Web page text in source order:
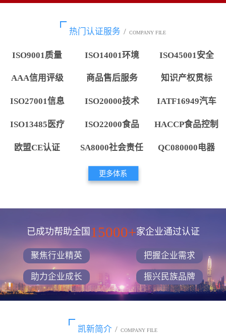
热门认证服务 / COMPANY FILE
ISO9001质量 ISO14001环境 ISO45001安全
AAA信用评级 商品售后服务 知识产权贯标
ISO27001信息 ISO20000技术 IATF16949汽车
ISO13485医疗 ISO22000食品 HACCP食品控制
欧盟CE认证 SA8000社会责任 QC080000电器
更多体系
已成功帮助全国 15000+家企业通过认证
聚焦行业精英 把握企业需求
助力企业成长 振兴民族品牌
凯新简介 / COMPANY FILE